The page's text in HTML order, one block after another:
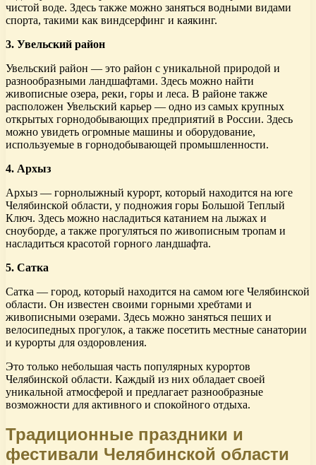
чистой воде. Здесь также можно заняться водными видами
спорта, такими как виндсерфинг и каякинг.
3. Увельский район
Увельский район — это район с уникальной природой и
разнообразными ландшафтами. Здесь можно найти
живописные озера, реки, горы и леса. В районе также
расположен Увельский карьер — одно из самых крупных
открытых горнодобывающих предприятий в России. Здесь
можно увидеть огромные машины и оборудование,
используемые в горнодобывающей промышленности.
4. Архыз
Архыз — горнолыжный курорт, который находится на юге
Челябинской области, у подножия горы Большой Теплый
Ключ. Здесь можно насладиться катанием на лыжах и
сноуборде, а также прогуляться по живописным тропам и
насладиться красотой горного ландшафта.
5. Сатка
Сатка — город, который находится на самом юге Челябинской
области. Он известен своими горными хребтами и
живописными озерами. Здесь можно заняться пеших и
велосипедных прогулок, а также посетить местные санатории
и курорты для оздоровления.
Это только небольшая часть популярных курортов
Челябинской области. Каждый из них обладает своей
уникальной атмосферой и предлагает разнообразные
возможности для активного и спокойного отдыха.
Традиционные праздники и
фестивали Челябинской области